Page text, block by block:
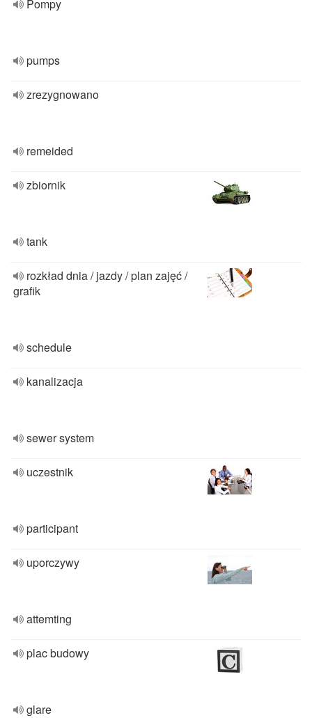
Pompy
pumps
zrezygnowano
remeided
zbiornik
tank
rozkład dnia / jazdy / plan zajęć /
grafik
schedule
kanalizacja
sewer system
uczestnik
participant
uporczywy
attemting
plac budowy
glare